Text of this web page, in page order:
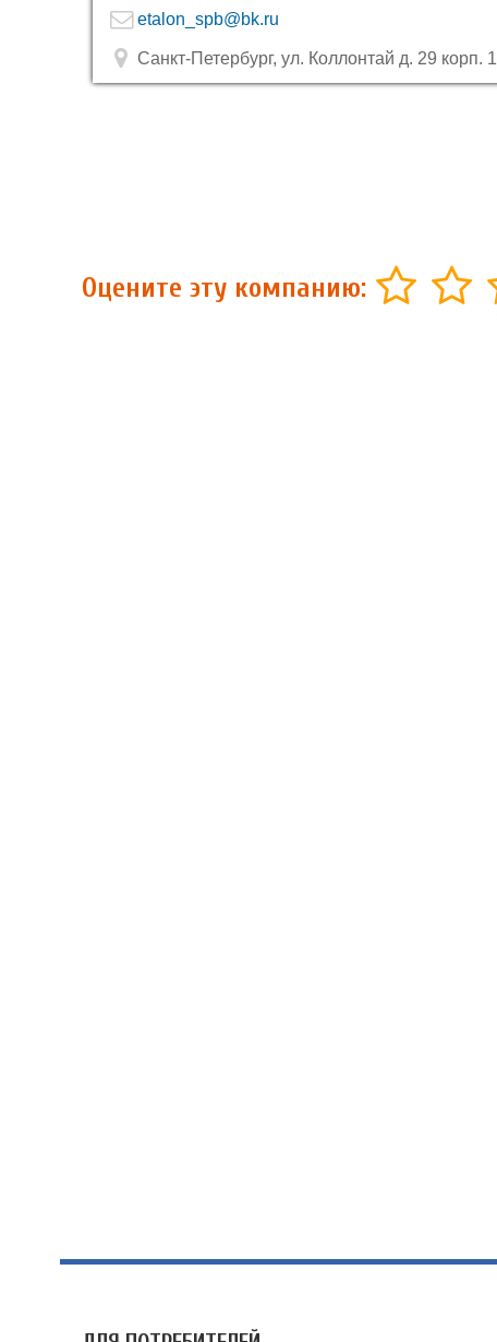
etalon_spb@bk.ru
Санкт-Петербург, ул. Коллонтай д. 29 корп. 1
Оцените эту компанию: